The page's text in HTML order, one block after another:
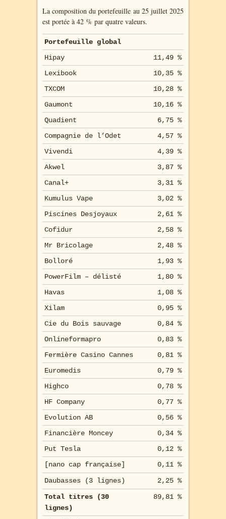
La composition du portefeuille au 25 juillet 2025
est portée à 42 % par quatre valeurs.
Portefeuille global
Hipay
11,49 %
Lexibook
10,35 %
TXCOM
10,28 %
Gaumont
10,16 %
Quadient
6,75 %
Compagnie de l’Odet
4,57 %
Vivendi
4,39 %
Akwel
3,87 %
Canal+
3,31 %
Kumulus Vape
3,02 %
Piscines Desjoyaux
2,61 %
Cofidur
2,58 %
Mr Bricolage
2,48 %
Bolloré
1,93 %
PowerFilm – délisté
1,80 %
Havas
1,08 %
Xilam
0,95 %
Cie du Bois sauvage
0,84 %
Onlineformapro
0,83 %
Fermière Casino Cannes
0,81 %
Euromedis
0,79 %
Highco
0,78 %
HF Company
0,77 %
Evolution AB
0,56 %
Financière Moncey
0,34 %
Put Tesla
0,12 %
[nano cap française]
0,11 %
Daubasses (3 lignes)
2,25 %
Total titres (30
lignes)
89,81 %